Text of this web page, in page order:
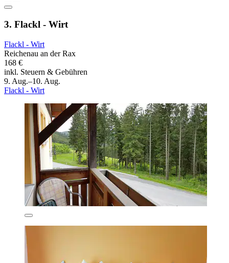
3. Flackl - Wirt
Flackl - Wirt
Reichenau an der Rax
168 €
inkl. Steuern & Gebühren
9. Aug.–10. Aug.
Flackl - Wirt